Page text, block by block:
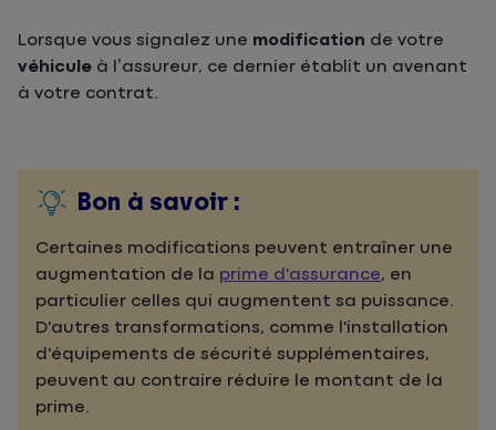
Lorsque vous signalez une modification de votre
véhicule à l’assureur, ce dernier établit un avenant
à votre contrat.
Bon à savoir :
Certaines modifications peuvent entraîner une
augmentation de la prime d'assurance, en
particulier celles qui augmentent sa puissance.
D'autres transformations, comme l'installation
d'équipements de sécurité supplémentaires,
peuvent au contraire réduire le montant de la
prime.